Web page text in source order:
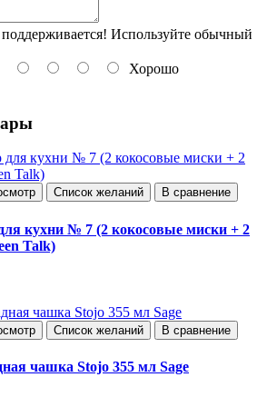
Используйте обычный
Хорошо
Список желаний В сравнение
кухни № 7 (2 кокосовые миски + 2
Talk)
Список желаний В сравнение
чашка Stojo 355 мл Sage